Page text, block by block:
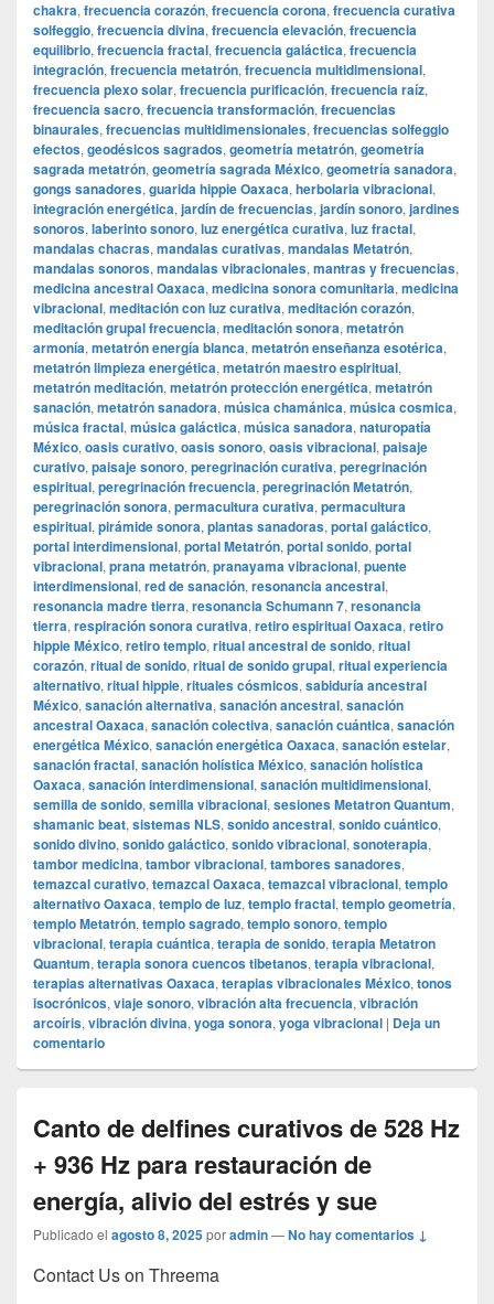
chakra, frecuencia corazón, frecuencia corona, frecuencia curativa
solfeggio, frecuencia divina, frecuencia elevación, frecuencia
equilibrio, frecuencia fractal, frecuencia galáctica, frecuencia
integración, frecuencia metatrón, frecuencia multidimensional,
frecuencia plexo solar, frecuencia purificación, frecuencia raíz,
frecuencia sacro, frecuencia transformación, frecuencias
binaurales, frecuencias multidimensionales, frecuencias solfeggio
efectos, geodésicos sagrados, geometría metatrón, geometría
sagrada metatrón, geometría sagrada México, geometría sanadora,
gongs sanadores, guarida hippie Oaxaca, herbolaria vibracional,
integración energética, jardín de frecuencias, jardín sonoro, jardines
sonoros, laberinto sonoro, luz energética curativa, luz fractal,
mandalas chacras, mandalas curativas, mandalas Metatrón,
mandalas sonoros, mandalas vibracionales, mantras y frecuencias,
medicina ancestral Oaxaca, medicina sonora comunitaria, medicina
vibracional, meditación con luz curativa, meditación corazón,
meditación grupal frecuencia, meditación sonora, metatrón
armonía, metatrón energía blanca, metatrón enseñanza esotérica,
metatrón limpieza energética, metatrón maestro espiritual,
metatrón meditación, metatrón protección energética, metatrón
sanación, metatrón sanadora, música chamánica, música cosmica,
música fractal, música galáctica, música sanadora, naturopatía
México, oasis curativo, oasis sonoro, oasis vibracional, paisaje
curativo, paisaje sonoro, peregrinación curativa, peregrinación
espiritual, peregrinación frecuencia, peregrinación Metatrón,
peregrinación sonora, permacultura curativa, permacultura
espiritual, pirámide sonora, plantas sanadoras, portal galáctico,
portal interdimensional, portal Metatrón, portal sonido, portal
vibracional, prana metatrón, pranayama vibracional, puente
interdimensional, red de sanación, resonancia ancestral,
resonancia madre tierra, resonancia Schumann 7, resonancia
tierra, respiración sonora curativa, retiro espiritual Oaxaca, retiro
hippie México, retiro templo, ritual ancestral de sonido, ritual
corazón, ritual de sonido, ritual de sonido grupal, ritual experiencia
alternativo, ritual hippie, rituales cósmicos, sabiduría ancestral
México, sanación alternativa, sanación ancestral, sanación
ancestral Oaxaca, sanación colectiva, sanación cuántica, sanación
energética México, sanación energética Oaxaca, sanación estelar,
sanación fractal, sanación holística México, sanación holística
Oaxaca, sanación interdimensional, sanación multidimensional,
semilla de sonido, semilla vibracional, sesiones Metatron Quantum,
shamanic beat, sistemas NLS, sonido ancestral, sonido cuántico,
sonido divino, sonido galáctico, sonido vibracional, sonoterapia,
tambor medicina, tambor vibracional, tambores sanadores,
temazcal curativo, temazcal Oaxaca, temazcal vibracional, templo
alternativo Oaxaca, templo de luz, templo fractal, templo geometría,
templo Metatrón, templo sagrado, templo sonoro, templo
vibracional, terapia cuántica, terapia de sonido, terapia Metatron
Quantum, terapia sonora cuencos tibetanos, terapia vibracional,
terapias alternativas Oaxaca, terapias vibracionales México, tonos
isocrónicos, viaje sonoro, vibración alta frecuencia, vibración
arcoíris, vibración divina, yoga sonora, yoga vibracional | Deja un
comentario
Canto de delfines curativos de 528 Hz
+ 936 Hz para restauración de
energía, alivio del estrés y sue
Publicado el agosto 8, 2025poradmin—No hay comentarios ↓
Contact Us on Threema